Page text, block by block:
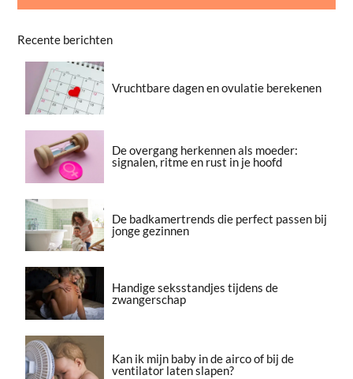
Recente berichten
Vruchtbare dagen en ovulatie berekenen
De overgang herkennen als moeder:
signalen, ritme en rust in je hoofd
De badkamertrends die perfect passen bij
jonge gezinnen
Handige seksstandjes tijdens de
zwangerschap
Kan ik mijn baby in de airco of bij de
ventilator laten slapen?